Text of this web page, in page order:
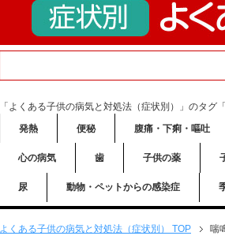
「よくある子供の病気と対処法（症状別）」のタグ
発熱
便秘 腹痛・下痢・嘔吐
心の病気 歯 子供の薬
尿 動物・ペットからの感染症
よくある子供の病気と対処法（症状別） TOP 喘